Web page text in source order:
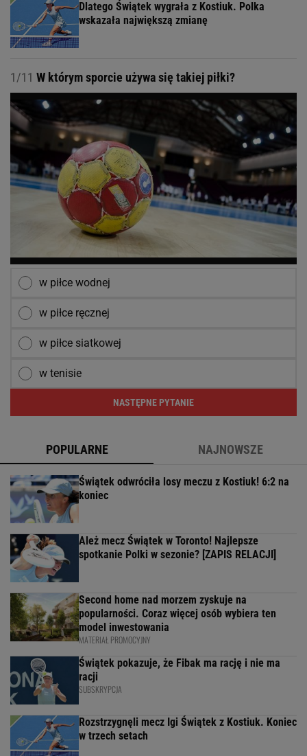
Dlatego Świątek wygrała z Kostiuk. Polka
wskazała największą zmianę
1/11 W którym sporcie używa się takiej piłki?
w piłce wodnej
w piłce ręcznej
w piłce siatkowej
w tenisie
NASTĘPNE PYTANIE
POPULARNE NAJNOWSZE
Świątek odwróciła losy meczu z Kostiuk! 6:2 na
koniec
Ależ mecz Świątek w Toronto! Najlepsze
spotkanie Polki w sezonie? [ZAPIS RELACJI]
Second home nad morzem zyskuje na
popularności. Coraz więcej osób wybiera ten
model inwestowania
MATERIAŁ PROMOCYJNY
Świątek pokazuje, że Fibak ma rację i nie ma
racji
SUBSKRYPCJA
Rozstrzygnęli mecz Igi Świątek z Kostiuk. Koniec
w trzech setach